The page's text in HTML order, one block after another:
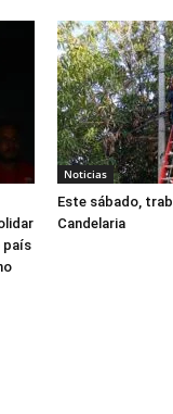
país
Noticias
Este sábado,
Candelaria